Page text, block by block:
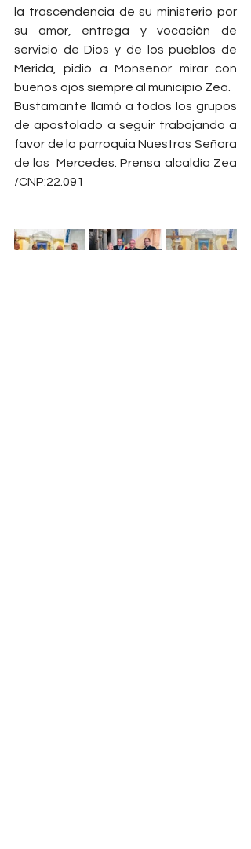
la trascendencia de su ministerio por
su amor, entrega y vocación de
servicio de Dios y de los pueblos de
Mérida, pidió a Monseñor mirar con
buenos ojos siempre al municipio Zea.
Bustamante llamó a todos los grupos
de apostolado a seguir trabajando a
favor de la parroquia Nuestras Señora
de las  Mercedes. Prensa alcaldía Zea
/CNP:22.091